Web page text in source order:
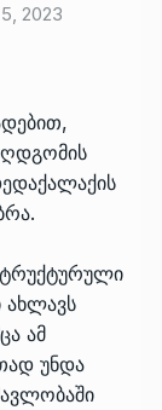
2023
ამ
უნდა